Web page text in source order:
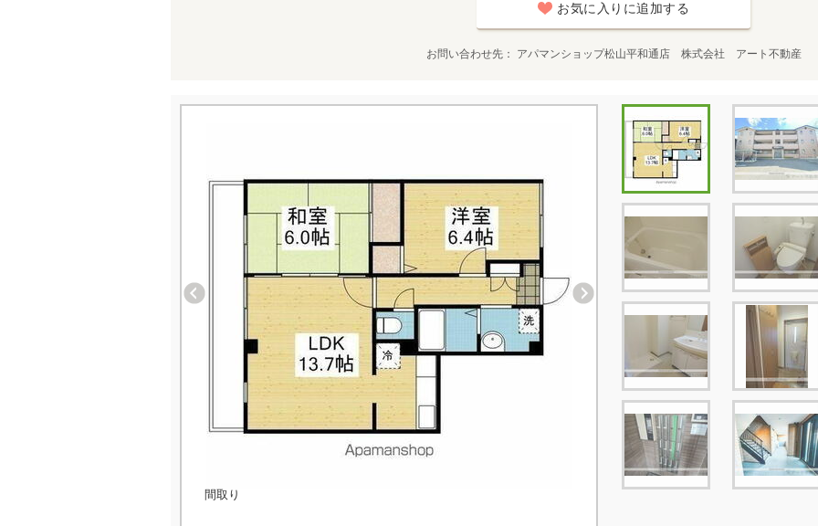
お気に入りに追加する
お問い合わせ先 アパマンショップ松山平和通店 株式会社 アート不動産
間取り